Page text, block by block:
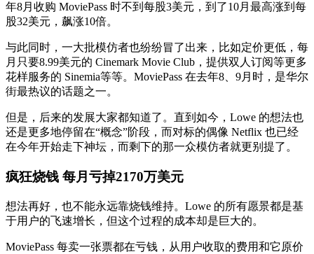
年8月收购 MoviePass 时不到每股3美元，到了10月最高涨到每
股32美元，飙涨10倍。
与此同时，一大批模仿者也纷纷冒了出来，比如定价更低，每
月只要8.99美元的 Cinemark Movie Club，提供双人订阅等更多
花样服务的 Sinemia等等。MoviePass 在去年8、9月时，是华尔
街最热议的话题之一。
但是，后来的发展大家都知道了。直到如今，Lowe 的想法也
还是更多地停留在“概念”阶段，而对标的偶像 Netflix 也已经
在今年开始走下神坛，而剩下的那一众模仿者就更别提了。
疯狂烧钱 每月亏掉2170万美元
想法再好，也不能永远靠烧钱维持。Lowe 的所有愿景都是基
于用户的飞速增长，但这个过程的成本却是巨大的。
MoviePass 每卖一张票都在亏钱，从用户收取的费用和它原价